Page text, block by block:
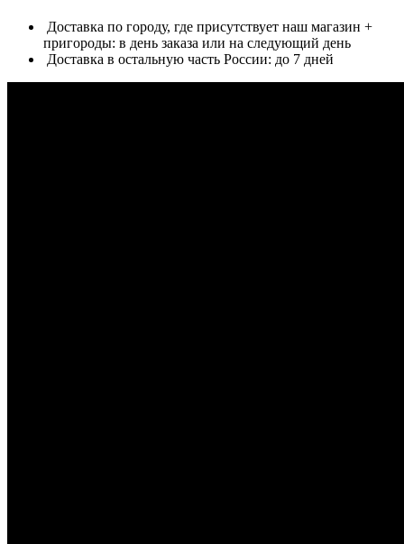
Доставка по городу, где присутствует наш магазин +
пригороды: в день заказа или на следующий день
Доставка в остальную часть России: до 7 дней